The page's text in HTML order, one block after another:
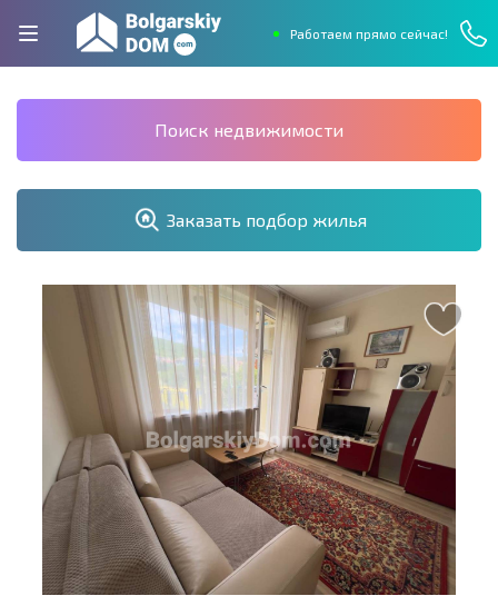
Работаем прямо сейчас!
Поиск недвижимости
Заказать подбор жилья